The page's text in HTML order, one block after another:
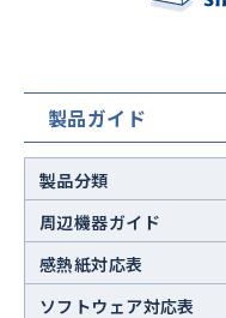
製品ガイド
製品分類
周辺機器ガイド
感熱紙対応表
ソフトウェア対応表